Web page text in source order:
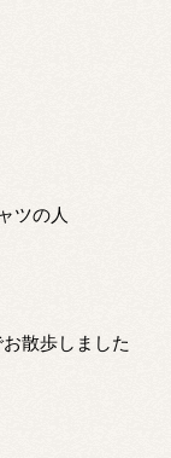
ツの人
散歩しました